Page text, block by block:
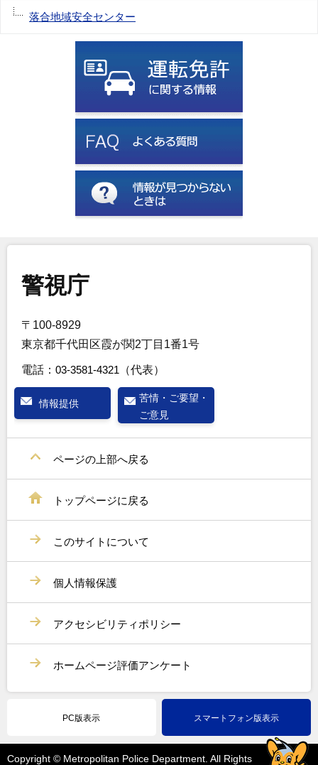
落合地域安全センター
警視庁
〒100-8929
東京都千代田区霞が関2丁目1番1号
電話： 03-3581-4321 （代表）
情報提供
苦情・ご要望・
ご意見
ページの上部へ戻る
トップページに戻る
このサイトについて
個人情報保護
アクセシビリティポリシー
ホームページ評価アンケート
PC版表示 スマートフォン版表示
Copyright © Metropolitan Police Department. All Rights